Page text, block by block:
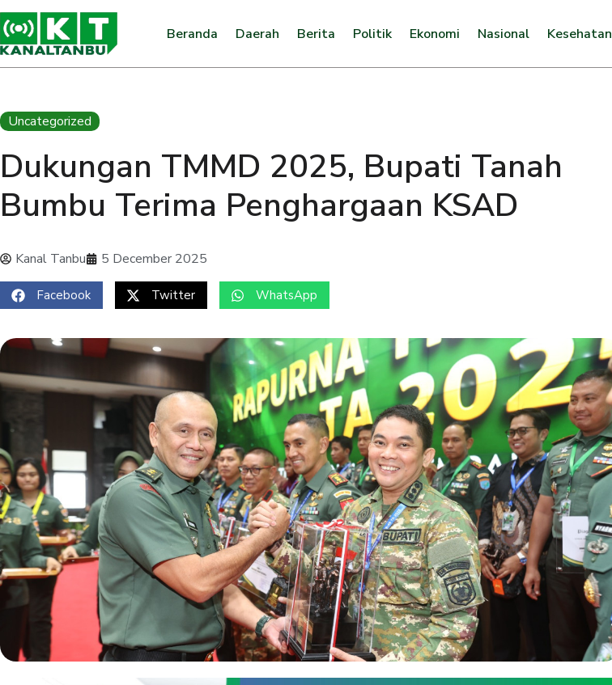
Beranda Daerah Berita Politik Ekonomi Nasional Kesehatan
Uncategorized
Dukungan TMMD 2025, Bupati Tanah
Bumbu Terima Penghargaan KSAD
Kanal Tanbu 5 December 2025
Facebook Twitter WhatsApp